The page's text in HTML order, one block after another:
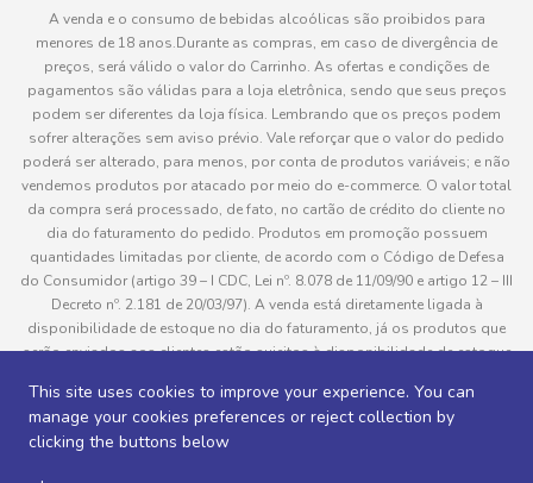
This site uses cookies to improve your experience. You can
manage your cookies preferences or reject collection by
clicking the buttons below
A venda e o consumo de bebidas alcoólicas são proibidos para
menores de 18 anos.Durante as compras, em caso de divergência de
preços, será válido o valor do Carrinho. As ofertas e condições de
pagamentos são válidas para a loja eletrônica, sendo que seus preços
podem ser diferentes da loja física. Lembrando que os preços podem
sofrer alterações sem aviso prévio. Vale reforçar que o valor do pedido
poderá ser alterado, para menos, por conta de produtos variáveis; e não
vendemos produtos por atacado por meio do e-commerce. O valor total
da compra será processado, de fato, no cartão de crédito do cliente no
dia do faturamento do pedido. Produtos em promoção possuem
quantidades limitadas por cliente, de acordo com o Código de Defesa
do Consumidor (artigo 39 – I CDC, Lei nº. 8.078 de 11/09/90 e artigo 12 – III
Decreto nº. 2.181 de 20/03/97). A venda está diretamente ligada à
disponibilidade de estoque no dia do faturamento, já os produtos que
serão enviados aos clientes estão sujeitos à disponibilidade de estoque
pedido do cliente, este não será entregue e o valor do item não será
cobrado. As fotos dos produtos no site são ilustrativas, podendo haver
divergência com o produto real e todos os pedidos estão sujeitos à